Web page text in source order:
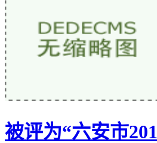
被评为“六安市